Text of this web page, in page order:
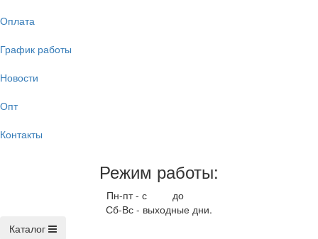
Оплата
График работы
Новости
Опт
Контакты
Режим работы:
Пн-пт - с до
Сб-Вс - выходные дни.
Каталог